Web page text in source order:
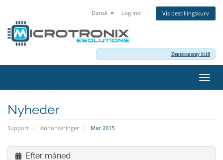
Dansk Log ind Vis bestillingskurv
Deuteronomy 8:18
Skift
Nyheder
Support Annonceringer Mar 2015
Efter måned